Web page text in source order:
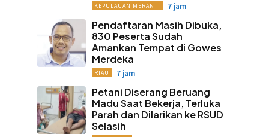
KEPULAUAN MERANTI 7 jam
Pendaftaran Masih Dibuka,
830 Peserta Sudah
Amankan Tempat di Gowes
Merdeka
RIAU 7 jam
Petani Diserang Beruang
Madu Saat Bekerja, Terluka
Parah dan Dilarikan ke RSUD
Selasih